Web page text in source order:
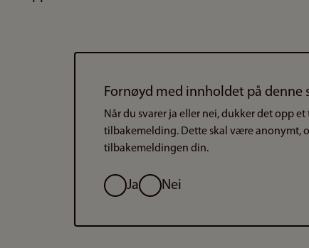
Fornøyd med innholdet på denne
Når du svarer ja eller nei, dukker det opp
tilbakemelding. Dette skal være anonymt,
tilbakemeldingen din.
ValgJa Nei